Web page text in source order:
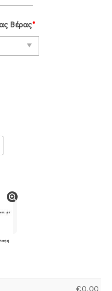
Βέρας*
€0.00